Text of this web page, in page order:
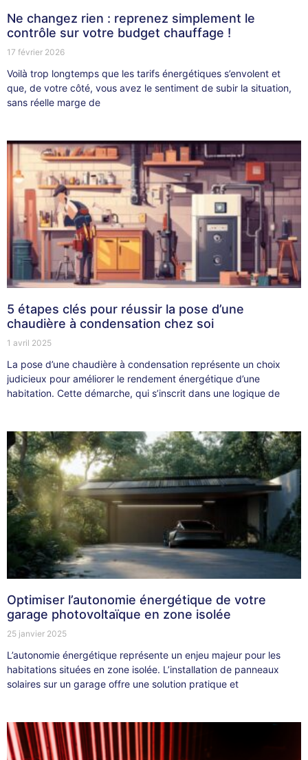
Ne changez rien : reprenez simplement le
contrôle sur votre budget chauffage !
17 février 2026
Voilà trop longtemps que les tarifs énergétiques s’envolent et
que, de votre côté, vous avez le sentiment de subir la situation,
sans réelle marge de
5 étapes clés pour réussir la pose d’une
chaudière à condensation chez soi
1 avril 2025
La pose d’une chaudière à condensation représente un choix
judicieux pour améliorer le rendement énergétique d’une
habitation. Cette démarche, qui s’inscrit dans une logique de
Optimiser l’autonomie énergétique de votre
garage photovoltaïque en zone isolée
25 janvier 2025
L’autonomie énergétique représente un enjeu majeur pour les
habitations situées en zone isolée. L’installation de panneaux
solaires sur un garage offre une solution pratique et